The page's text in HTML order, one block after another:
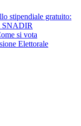
stipendiale gratuito:
SNADIR
si vota
Elettorale